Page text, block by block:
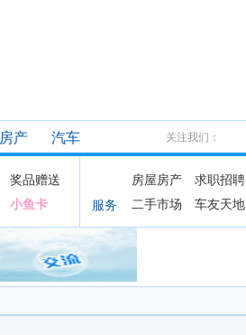
房产 汽车 关注我们：
奖品赠送
小鱼卡 服务
房屋房产 求职招聘
二手市场
车友天地